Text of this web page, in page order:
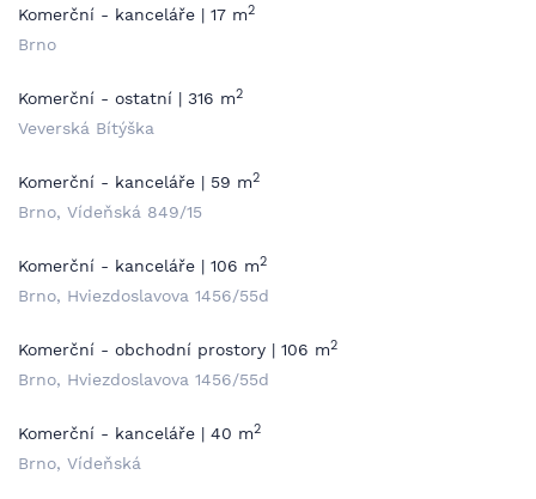
Komerční - kanceláře | 17 m2
Brno
Komerční - ostatní | 316 m2
Veverská Bítýška
Komerční - kanceláře | 59 m2
Brno, Vídeňská 849/15
Komerční - kanceláře | 106 m2
Brno, Hviezdoslavova 1456/55d
Komerční - obchodní prostory | 106 m2
Brno, Hviezdoslavova 1456/55d
Komerční - kanceláře | 40 m2
Brno, Vídeňská